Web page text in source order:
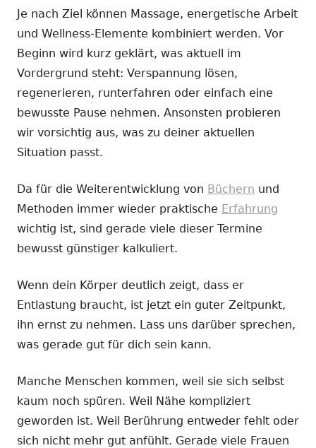
Je nach Ziel können Massage, energetische Arbeit
und Wellness-Elemente kombiniert werden. Vor
Beginn wird kurz geklärt, was aktuell im
Vordergrund steht: Verspannung lösen,
regenerieren, runterfahren oder einfach eine
bewusste Pause nehmen. Ansonsten probieren
wir vorsichtig aus, was zu deiner aktuellen
Situation passt.
Da für die Weiterentwicklung von Büchern und
Methoden immer wieder praktische Erfahrung
wichtig ist, sind gerade viele dieser Termine
bewusst günstiger kalkuliert.
Wenn dein Körper deutlich zeigt, dass er
Entlastung braucht, ist jetzt ein guter Zeitpunkt,
ihn ernst zu nehmen. Lass uns darüber sprechen,
was gerade gut für dich sein kann.
Manche Menschen kommen, weil sie sich selbst
kaum noch spüren. Weil Nähe kompliziert
geworden ist. Weil Berührung entweder fehlt oder
sich nicht mehr gut anfühlt. Gerade viele Frauen